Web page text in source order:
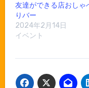
友達ができる店おしゃ
りバー
2024年2月14日
イベント